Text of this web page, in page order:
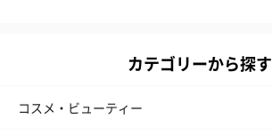
カテゴリーから探す
コスメ・ビューティー